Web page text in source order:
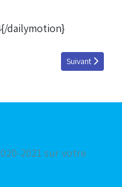
{/dailymotion}
les jeunes au RacingArticle suivant :
Suivant
2021 sur votre